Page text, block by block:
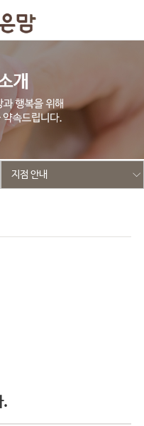
지점 안내
.